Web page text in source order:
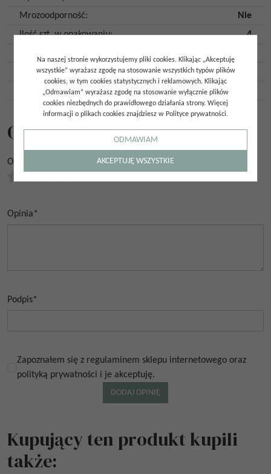
Mrozoodporność:
Nie
Ilość szt. w opakowaniu:
4
Gatunek:
Gat. 1
Kraj pochodzenia: Hiszpania
Opinie
Ocena
Opinia*
Podpis*
Zapoznałem się z regulaminem sklepu internetowego oraz
polityką prywatności i je akceptuję.
Kupujący ten produkt kupili
także:
Na naszej stronie wykorzystujemy pliki cookies. Klikając „Akceptuję
wszystkie” wyrażasz zgodę na stosowanie wszystkich typów plików
cookies, w tym cookies statystycznych i reklamowych. Klikając
„Odmawiam” wyrażasz zgodę na stosowanie wyłącznie plików
cookies niezbędnych do prawidłowego działania strony. Więcej
informacji o plikach cookies znajdziesz w Polityce prywatności.
ODMAWIAM
AKCEPTUJĘ WSZYSTKIE